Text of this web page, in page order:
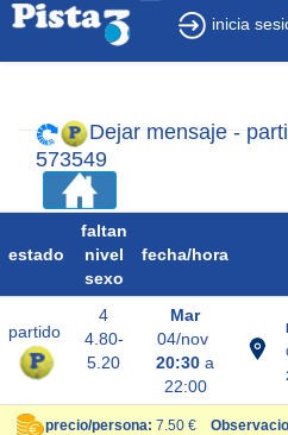
inicia
Dejar mensaje -
573549
estado
faltan
nivel
sexo
fecha/hora
partido
4
4.80-
5.20
Mar
04/nov
20:30 a
22:00
precio/persona: 7.50 €